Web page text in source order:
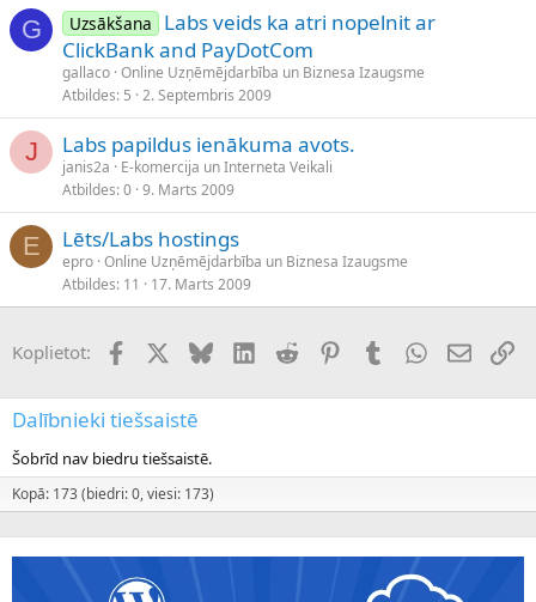
G Uzsākšana
Labs veids ka atri nopelnit ar
ClickBank and PayDotCom
gallaco Online Uzņēmējdarbība un Biznesa Izaugsme
Atbildes 5 2. Septembris 2009
J Labs papildus ienākuma avots.
janis2a
E-komercija un Interneta Veikali
Atbildes 0 9. Marts 2009
E Lēts/Labs hostings
epro Online Uzņēmējdarbība un Biznesa Izaugsme
Atbildes 11 17. Marts 2009
Koplietot: FacebookX (Twitter)
BlueskyLinkedInReddit PinterestTumblrWhatsApp
E-pasts
Dalībnieki tiešsaistē
Šobrīd nav biedru tiešsaistē.
Kopā: 173 (biedri: 0, viesi: 173)